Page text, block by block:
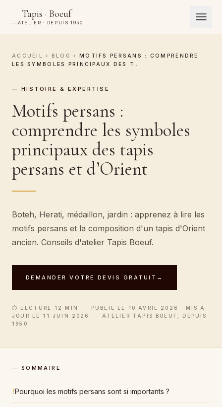
Tapis · Boeuf
ATELIER · DEPUIS 1950
ACCUEIL › BLOG ›
MOTIFS PERSANS : COMPRENDRE
LES SYMBOLES PRINCIPAUX DES T…
— HISTOIRE & EXPERTISE
Motifs persans :
comprendre les symboles
principaux des tapis
persans et d’Orient
Boteh, Herati, médaillon, jardin : apprenez à lire les
motifs persans et la composition d'un tapis d'Orient
ancien. Conseils d'atelier Tapis Boeuf.
DEMANDER VOTRE DEVIS GRATUIT →
⏱ LECTURE 12 MIN · PUBLIÉ LE 10 AVRIL 2026 · MIS À
JOUR LE 11 JUIN 2026 · ATELIER TAPIS BOEUF, DEPUIS
1950
— SOMMAIRE
IPourquoi les motifs persans sont si importants ?